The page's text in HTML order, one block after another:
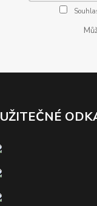
UŽITEČNÉ